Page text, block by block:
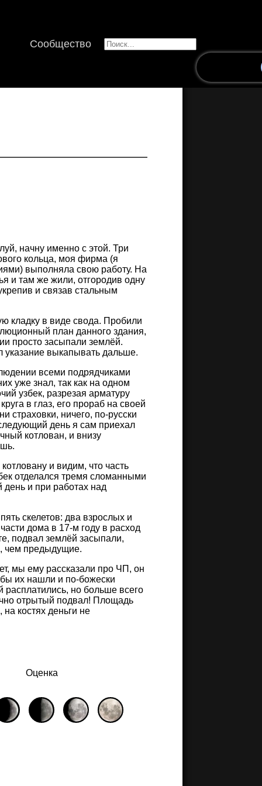
Сообщество
начну именно с этой. Три
кольца, моя фирма (я
выполняла свою работу. На
и там же жили, отгородив одну
и связав стальным
кладку в виде свода. Пробили
план данного здания,
просто засыпали землёй.
выкапывать дальше.
всеми подрядчиками
уже знал, так как на одном
узбек, разрезая арматуру
в глаз, его прораб на своей
страховки, ничего, по-русски
день я сам приехал
котлован, и внизу
и видим, что часть
отделался тремя сломанными
и при работах над
скелетов: два взрослых и
дома в 17-м году в расход
подвал землёй засыпали,
чем предыдущие.
мы ему рассказали про ЧП, он
их нашли и по-божески
но больше всего
отрытый подвал! Площадь
костях деньги не
Оценка